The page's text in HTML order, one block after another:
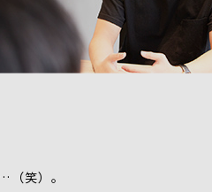
笑）。